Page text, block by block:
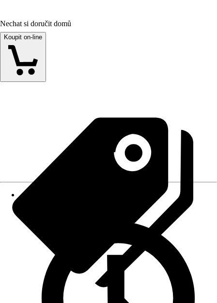
Nechat si doručit domů
Koupit on-line